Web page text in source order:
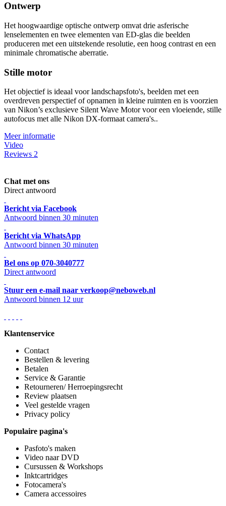
Ontwerp
Het hoogwaardige optische ontwerp omvat drie asferische
lenselementen en twee elementen van ED-glas die beelden
produceren met een uitstekende resolutie, een hoog contrast en een
minimale chromatische aberratie.
Stille motor
Het objectief is ideaal voor landschapsfoto's, beelden met een
overdreven perspectief of opnamen in kleine ruimten en is voorzien
van Nikon’s exclusieve Silent Wave Motor voor een vloeiende, stille
autofocus met alle Nikon DX-formaat camera's..
Meer informatie
Video
Reviews 2
Chat met ons
Direct antwoord
Bericht via Facebook
Antwoord binnen 30 minuten
Bericht via WhatsApp
Antwoord binnen 30 minuten
Bel ons op 070-3040777
Direct antwoord
Stuur een e-mail naar verkoop@neboweb.nl
Antwoord binnen 12 uur
Klantenservice
Contact
Bestellen & levering
Betalen
Service & Garantie
Retourneren/ Herroepingsrecht
Review plaatsen
Veel gestelde vragen
Privacy policy
Populaire pagina's
Pasfoto's maken
Video naar DVD
Cursussen & Workshops
Inktcartridges
Fotocamera's
Camera accessoires